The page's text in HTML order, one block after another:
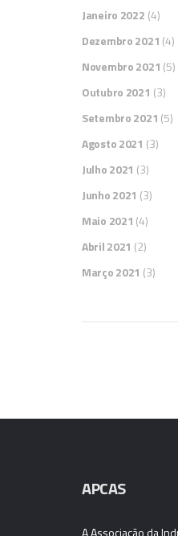
Janeiro 2022 (4)
Dezembro 2021 (4)
Novembro 2021 (5)
Outubro 2021 (3)
Setembro 2021 (5)
Agosto 2021 (3)
Julho 2021 (3)
Junho 2021 (3)
Maio 2021 (4)
Abril 2021 (2)
Março 2021 (3)
APCAS
A Associação da